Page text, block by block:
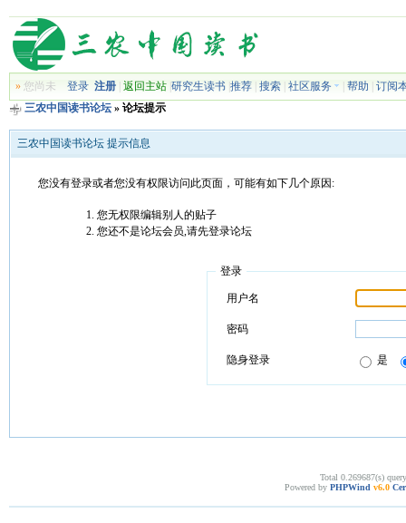
»您尚未 登录 注册| 返回主站| 研究生读书| 推荐| 搜索| 社区服务 帮助
订阅
三农中国读书论坛» 论坛提示
三农中国读书论坛 提示信息
您没有登录或者您没有权限访问此页面，可能有如下几个原因:
您无权限编辑别人的贴子
您还不是论坛会员,请先登录论坛
登录
用户名
密码
隐身登录 是
Total 0.269687(s)
Powered by PHPWind v6.0